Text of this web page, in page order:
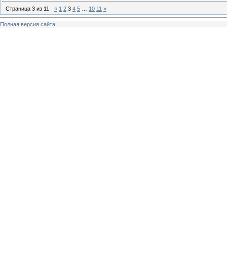
Страница 3 из 11 « 1 2 3 4 5 10 11 »
Полная версия сайта